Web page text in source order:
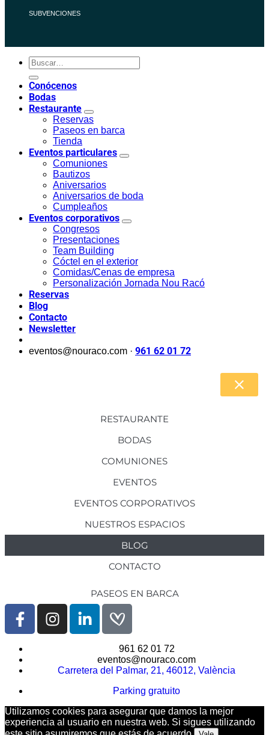
SUBVENCIONES
Conócenos
Bodas
Restaurante
Reservas
Paseos en barca
Tienda
Eventos particulares
Comuniones
Bautizos
Aniversarios
Aniversarios de boda
Cumpleaños
Eventos corporativos
Congresos
Presentaciones
Team Building
Cóctel en el exterior
Comidas/Cenas de empresa
Personalización Jornada Nou Racó
Reservas
Blog
Contacto
Newsletter
eventos@nouraco.com · 961 62 01 72
RESTAURANTE
BODAS
COMUNIONES
EVENTOS
EVENTOS CORPORATIVOS
NUESTROS ESPACIOS
BLOG
CONTACTO
PASEOS EN BARCA
961 62 01 72
eventos@nouraco.com
Carretera del Palmar, 21, 46012, València
Parking gratuito
Utilizamos cookies para asegurar que damos la mejor
experiencia al usuario en nuestra web. Si sigues utilizando